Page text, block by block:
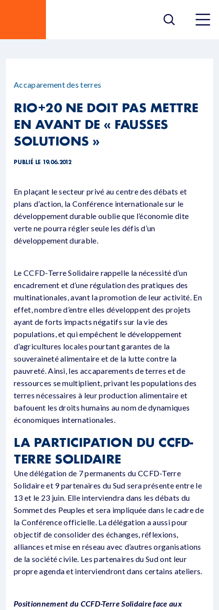
Accaparement des terres
RIO+20 NE DOIT PAS METTRE
EN AVANT DE « FAUSSES
SOLUTIONS »
PUBLIÉ LE 19.06.2012
En plaçant le secteur privé au centre des débats et
plans d’action, la Conférence internationale sur le
développement durable oublie que l’économie dite
verte ne pourra régler seule les défis d’un
développement durable.
Le CCFD-Terre Solidaire rappelle la nécessité d’un
encadrement et d’une régulation des pratiques des
multinationales, avant la promotion de leur activité. En
effet, nombre d’entre elles développent des projets
ayant de forts impacts négatifs sur la vie des
populations, et qui empêchent le développement
d’agricultures locales pourtant garantes de la
souveraineté alimentaire et de la lutte contre la
pauvreté. Ainsi, les accaparements de terres et de
ressources se multiplient, privant les populations des
terres nécessaires à leur production alimentaire et
bafouent les droits humains au nom de dynamiques
économiques internationales.
LA PARTICIPATION DU CCFD-
TERRE SOLIDAIRE
Une délégation de 7 permanents du CCFD-Terre
Solidaire et 9 partenaires du Sud sera présente entre le
13 et le 23 juin. Elle interviendra dans les débats du
Sommet des Peuples et sera impliquée dans le cadre de
la Conférence officielle. La délégation a aussi pour
objectif de consolider des échanges, réflexions,
alliances et mise en réseau avec d’autres organisations
de la société civile. Les partenaires du Sud ont leur
propre agenda et interviendront dans certains ateliers.
Positionnement du CCFD-Terre Solidaire face aux